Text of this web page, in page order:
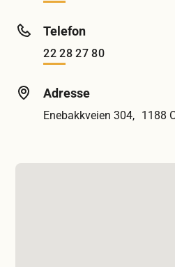
Telefon
22 28 27 80
Adresse
Enebakkveien 304, 1188